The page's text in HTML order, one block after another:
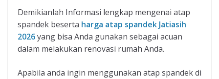
Demikianlah Informasi lengkap mengenai atap
spandek beserta harga atap spandek Jatiasih
2026yang bisa Anda gunakan sebagai acuan
dalam melakukan renovasi rumah Anda.
Apabila anda ingin menggunakan atap spandek di